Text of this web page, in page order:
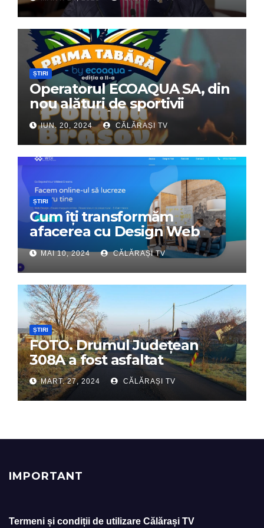
ȘTIRI
Operatorul ECOAQUA SA, din
nou alături de sportivii
călărășeni. Începe „Prima
Tabără”!
IUN. 20, 2024 CĂLĂRAȘI TV
ȘTIRI
Cum îți transformăm
afacerea cu Design Web
Interactiv – Partenerul tău
digital de încredere
MAI 10, 2024 CĂLĂRAȘI TV
ȘTIRI
FOTO. Drumul Județean
308A a fost asfaltat
MART. 27, 2024 CĂLĂRAȘI TV
IMPORTANT
Termeni și condiții de utilizare Călărași TV